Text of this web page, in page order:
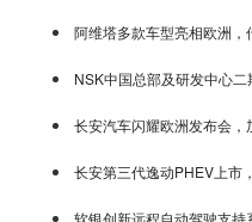
阿维塔多款车型亮相欧洲，
NSK中国总部及研发中心
长安汽车闪耀欧洲发布会，
长安第三代逸动PHEV上市
软银创新远程自动驾驶支